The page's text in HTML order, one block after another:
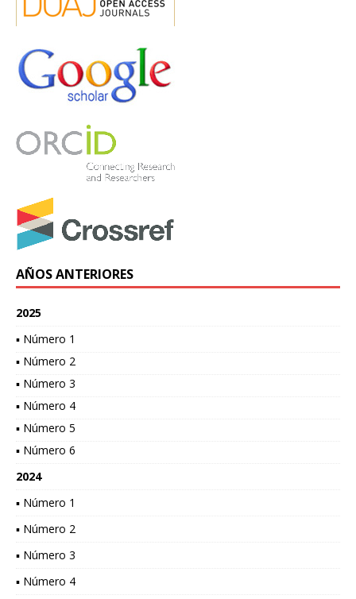
AÑOS ANTERIORES
2025
▪ Número 1
▪ Número 2
▪ Número 3
▪ Número 4
▪ Número 5
▪ Número 6
2024
▪ Número 1
▪ Número 2
▪ Número 3
▪ Número 4